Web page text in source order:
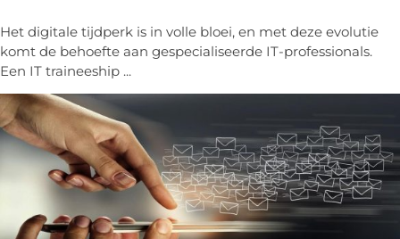
Het digitale tijdperk is in volle bloei, en met deze evolutie
komt de behoefte aan gespecialiseerde IT-professionals.
Een IT traineeship ...